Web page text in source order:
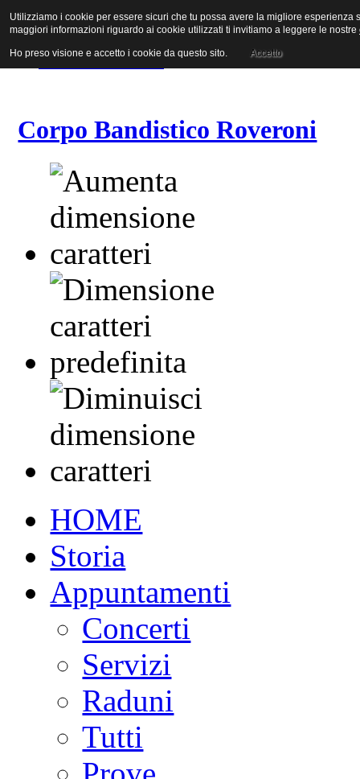
Vai al contenuto
Vai alla navigazione principale
Vai alla prima colonna
Corpo Bandistico Roveroni
HOME
Storia
Appuntamenti
Concerti
Servizi
Raduni
Tutti
Utilizziamo i cookie per essere sicuri che tu possa avere la migliore
maggiori informazioni riguardo ai cookie utilizzati ti invitiamo a leggere le nostre
Ho preso visione e accetto i cookie da questo sito. Accetto